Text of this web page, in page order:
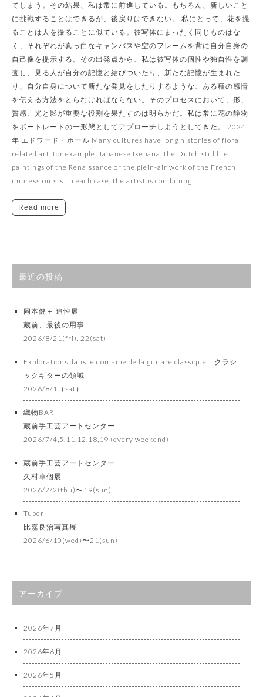
てしまう。その結果、私は常に前進している。もちろん、新しいこと
に挑戦することはできるが、後戻りはできない。 私にとって、花を撮
ることは人を撮ることに似ている。被写体にまったく同じものはな
く、それぞれが真っ白なキャンバスや空のフレームを背に自分自身の
自己像を提示する。その出発点から、私は被写体の個性や独自性を調
査し、見る人が自分の記憶と結びついたり、新たな記憶が生まれた
り、自分自身について新たな発見をしたりするような、ある種の感情
を伝える方法をとらなければならない。そのプロセスにおいて、形、
質感、光と影が重要な役割を果たすのは明らかだ。私は常に花の静物
をポートレートの一形態としてアプローチしようとしてきた。 2024
年 エドワード・ホール Many cultures have long histories of floral
related art, for example, Japanese Ikebana, the Dutch still life
paintings of the Renaissance or the plein-air work of the French
impressionists. In each case, the artist is combining…
Read more
最近の投稿
岡本健＋ 追悼展
蔵前、最後の用事
2026/8/21(fri), 22(sat)
Explorations dans le domaine de la guitare classique クラシ
ックギターの領域
2026/8/1（sat）
織物BAR
蔵前手工芸アートセンター
2026/7/4,5,11,12,18,19 (every weekend)
蔵前手工芸アートセンター
久村卓個展
2026/7/2(thu)〜19(sun)
Tuber
比嘉良治写真展
2026/6/10(wed)〜21(sun)
アーカイブ
2026年7月
2026年6月
2026年5月